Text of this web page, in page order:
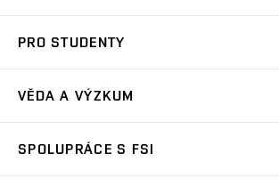
Ambasadoři studia
Zápisy
PRO STUDENTY
Studijní předpisy
VĚDA A VÝZKUM
SPOLUPRÁCE S FSI